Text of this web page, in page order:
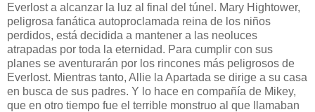
Everlost a alcanzar la luz al final del túnel. Mary Hightower,
peligrosa fanática autoproclamada reina de los niños
perdidos, está decidida a mantener a las neoluces
atrapadas por toda la eternidad. Para cumplir con sus
planes se aventurarán por los rincones más peligrosos de
Everlost. Mientras tanto, Allie la Apartada se dirige a su casa
en busca de sus padres. Y lo hace en compañía de Mikey,
que en otro tiempo fue el terrible monstruo al que llamaban